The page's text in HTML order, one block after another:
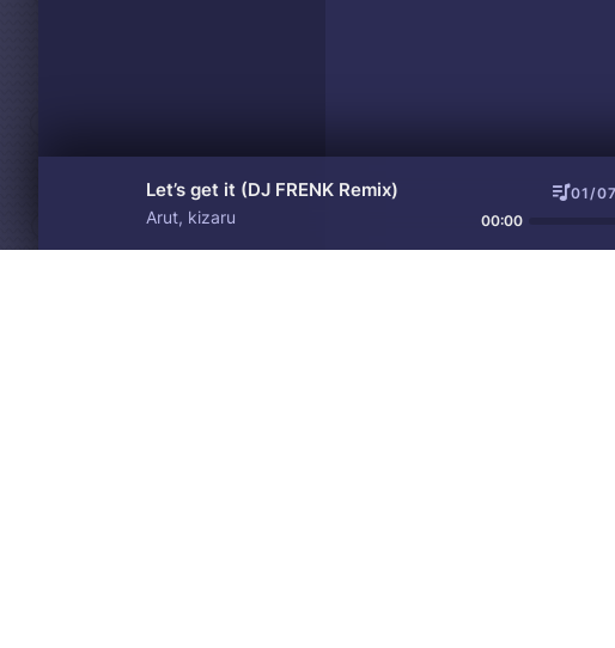
Let’s get it (DJ FRENK Remix)
Arut, kizaru
01/07
00:00